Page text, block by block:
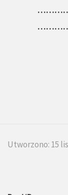
Utworzono: 15